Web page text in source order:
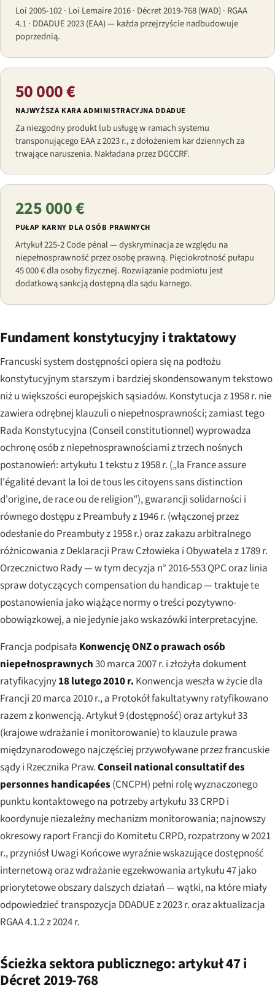
Loi 2005-102 · Loi Lemaire 2016 · Décret 2019-768 (WAD) · RGAA
4.1 · DDADUE 2023 (EAA) — każda przejrzyście nadbudowuje
poprzednią.
50 000 €
NAJWYŻSZA KARA ADMINISTRACYJNA DDADUE
Za niezgodny produkt lub usługę w ramach systemu
transponującego EAA z 2023 r., z dołożeniem kar dziennych za
trwające naruszenia. Nakładana przez DGCCRF.
225 000 €
PUŁAP KARNY DLA OSÓB PRAWNYCH
Artykuł 225-2 Code pénal — dyskryminacja ze względu na
niepełnosprawność przez osobę prawną. Pięciokrotność pułapu
45 000 € dla osoby fizycznej. Rozwiązanie podmiotu jest
dodatkową sankcją dostępną dla sądu karnego.
Fundament konstytucyjny i traktatowy
Francuski system dostępności opiera się na podłożu
konstytucyjnym starszym i bardziej skondensowanym tekstowo
niż u większości europejskich sąsiadów. Konstytucja z 1958 r. nie
zawiera odrębnej klauzuli o niepełnosprawności; zamiast tego
Rada Konstytucyjna (Conseil constitutionnel) wyprowadza
ochronę osób z niepełnosprawnościami z trzech nośnych
postanowień: artykułu 1 tekstu z 1958 r. („la France assure
l'égalité devant la loi de tous les citoyens sans distinction
d'origine, de race ou de religion"), gwarancji solidarności i
równego dostępu z Preambuły z 1946 r. (włączonej przez
odesłanie do Preambuły z 1958 r.) oraz zakazu arbitralnego
różnicowania z Deklaracji Praw Człowieka i Obywatela z 1789 r.
Orzecznictwo Rady — w tym decyzja n° 2016-553 QPC oraz linia
spraw dotyczącychcompensation du handicap— traktuje te
postanowienia jako wiążące normy o treści pozytywno-
obowiązkowej, a nie jedynie jako wskazówki interpretacyjne.
Francja podpisała Konwencję ONZ o prawach osób
niepełnosprawnych30 marca 2007 r. i złożyła dokument
ratyfikacyjny18 lutego 2010 r. Konwencja weszła w życie dla
Francji 20 marca 2010 r., a Protokół fakultatywny ratyfikowano
razem z konwencją. Artykuł 9 (dostępność) oraz artykuł 33
(krajowe wdrażanie i monitorowanie) to klauzule prawa
międzynarodowego najczęściej przywoływane przez francuskie
sądy i Rzecznika Praw.Conseil national consultatif des
personnes handicapées (CNCPH) pełni rolę wyznaczonego
punktu kontaktowego na potrzeby artykułu 33 CRPD i
koordynuje niezależny mechanizm monitorowania; najnowszy
okresowy raport Francji do Komitetu CRPD, rozpatrzony w 2021
r., przyniósł Uwagi Końcowe wyraźnie wskazujące dostępność
internetową oraz wdrażanie egzekwowania artykułu 47 jako
priorytetowe obszary dalszych działań — wątki, na które miały
odpowiedzieć transpozycja DDADUE z 2023 r. oraz aktualizacja
RGAA 4.1.2 z 2024 r.
Ścieżka sektora publicznego: artykuł 47 i
Décret 2019-768